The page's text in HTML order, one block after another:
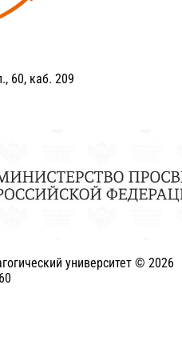
60, каб. 209
университет © 2026